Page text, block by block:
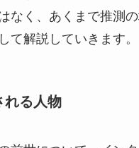
なく、あくまで推測
て解説していきます。
れる人物